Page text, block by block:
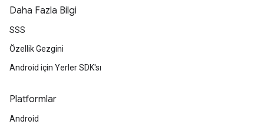
Daha Fazla Bilgi
SSS
Özellik Gezgini
Android için Yerler SDK'sı
Platformlar
Android